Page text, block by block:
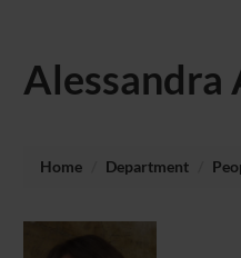
Alessandra
Home Department